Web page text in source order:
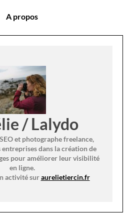
A propos
/ Lalydo
et photographe freelance,
entreprises dans la création de
pour améliorer leur visibilité
en ligne.
activité suraurelietiercin.fr